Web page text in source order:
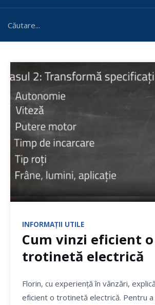
INFORMAȚII UTILE
Cum vinzi eficient o
trotinetă electrică
Florin, cu experiență în vânzări,
eficient o trotinetă electrică. Pentru a